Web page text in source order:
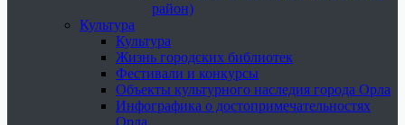
район)
Культура
Культура
Жизнь городских библиотек
Фестивали и конкурсы
Объекты культурного наследия города Орла
Инфографика о достопримечательностях
Орла